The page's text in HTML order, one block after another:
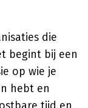
die
begint bij een
op wie je
hebt en